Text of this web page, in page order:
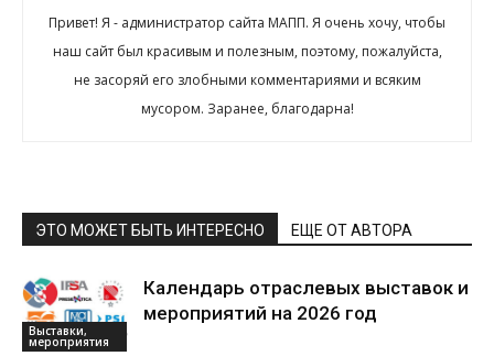
Привет! Я - администратор сайта МАПП. Я очень хочу, чтобы
наш сайт был красивым и полезным, поэтому, пожалуйста,
не засоряй его злобными комментариями и всяким
мусором. Заранее, благодарна!
ЭТО МОЖЕТ БЫТЬ ИНТЕРЕСНО ЕЩЕ ОТ АВТОРА
Выставки,
мероприятия
Календарь отраслевых выставок и
мероприятий на 2026 год